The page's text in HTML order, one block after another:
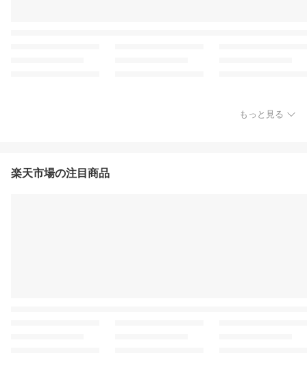
もっと見る
楽天市場の注目商品